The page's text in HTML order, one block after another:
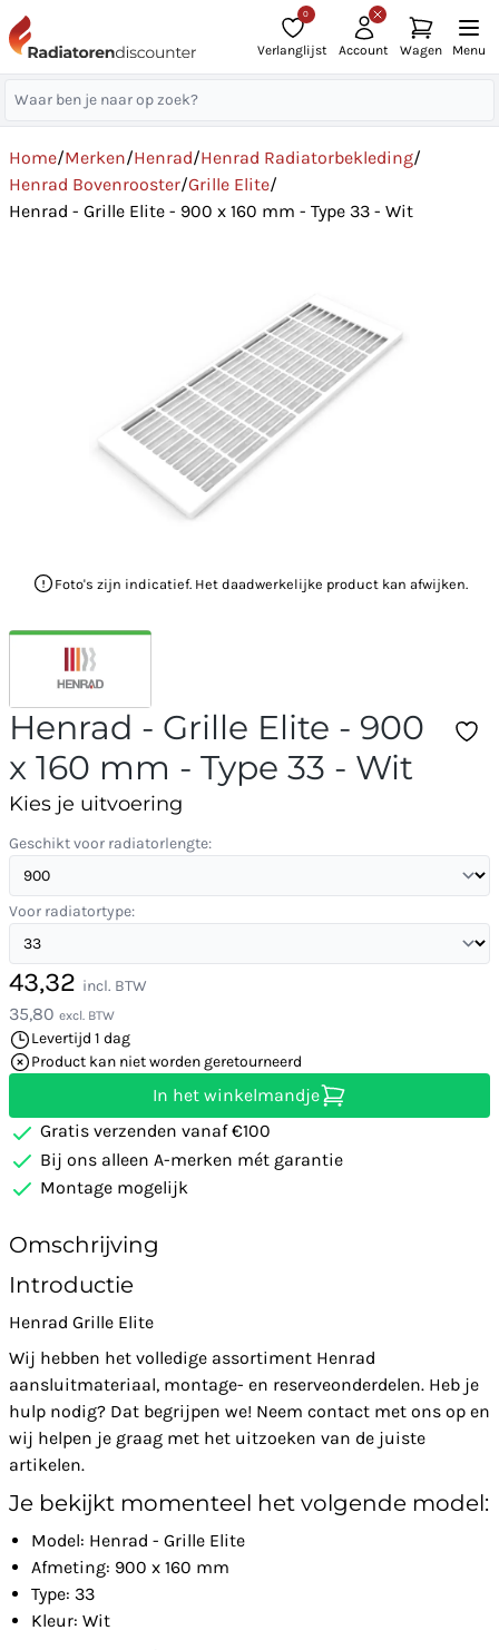
0
Verlanglijst Account Wagen Menu
Home/Merken/Henrad/Henrad Radiatorbekleding/
Henrad Bovenrooster/Grille Elite/
Henrad - Grille Elite - 900 x 160 mm - Type 33 - Wit
Foto's zijn indicatief. Het daadwerkelijke product kan afwijken.
Henrad - Grille Elite - 900
x 160 mm - Type 33 - Wit
Kies je uitvoering
Geschikt voor radiatorlengte:
Voor radiatortype:
43,32 incl. BTW
35,80 excl. BTW
Levertijd 1 dag
Product kan niet worden geretourneerd
In het winkelmandje
Gratis verzenden vanaf €100
Bij ons alleen A-merken mét garantie
Montage mogelijk
Omschrijving
Introductie
Henrad Grille Elite
Wij hebben het volledige assortiment Henrad
aansluitmateriaal, montage- en reserveonderdelen. Heb je
hulp nodig? Dat begrijpen we! Neem contact met ons op en
wij helpen je graag met het uitzoeken van de juiste
artikelen.
Je bekijkt momenteel het volgende model:
Model: Henrad - Grille Elite
Afmeting: 900 x 160 mm
Type: 33
Kleur: Wit